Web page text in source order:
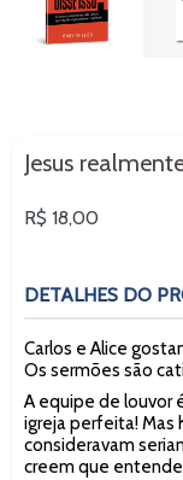
Jesus
Preço
R$ 18,00
DETALHES DO
Carlos e Alice
Os sermões são
A equipe de louvor
igreja perfeita! Mas
consideravam
creem que